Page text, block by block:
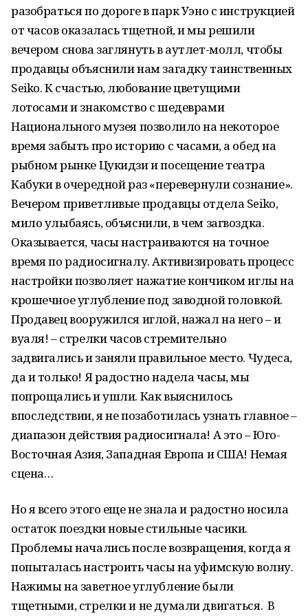
разобраться по дороге в парк Уэно с инструкцией
от часов оказалась тщетной, и мы решили
вечером снова заглянуть в аутлет-молл, чтобы
продавцы объяснили нам загадку таинственных
Seiko. К счастью, любование цветущими
лотосами и знакомство с шедеврами
Национального музея позволило на некоторое
время забыть про историю с часами, а обед на
рыбном рынке Цукидзи и посещение театра
Кабуки в очередной раз «перевернули сознание».
Вечером приветливые продавцы отдела Seiko,
мило улыбаясь, объяснили, в чем загвоздка.
Оказывается, часы настраиваются на точное
время по радиосигналу. Активизировать процесс
настройки позволяет нажатие кончиком иглы на
крошечное углубление под заводной головкой.
Продавец вооружился иглой, нажал на него – и
вуаля! – стрелки часов стремительно
задвигались и заняли правильное место. Чудеса,
да и только! Я радостно надела часы, мы
попрощались и ушли. Как выяснилось
впоследствии, я не позаботилась узнать главное –
диапазон действия радиосигнала! А это – Юго-
Восточная Азия, Западная Европа и США! Немая
сцена…
Но я всего этого еще не знала и радостно носила
остаток поездки новые стильные часики.
Проблемы начались после возвращения, когда я
попыталась настроить часы на уфимскую волну.
Нажимы на заветное углубление были
тщетными, стрелки и не думали двигаться. В